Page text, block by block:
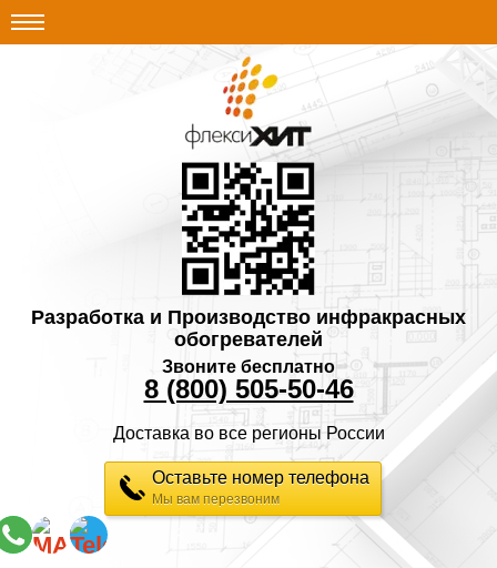
Разработка и Производство инфракрасных
обогревателей
Звоните бесплатно
8 (800) 505-50-46
Доставка во все регионы России
Оставьте номер телефона
Мы вам перезвоним